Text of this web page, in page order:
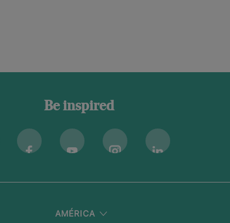
Be inspired
Facebook Youtube InstagramLinkedin
AMÉRICA